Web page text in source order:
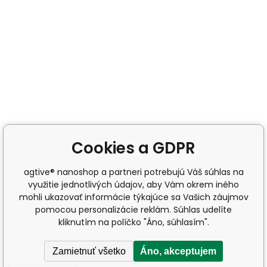
Cookies a GDPR
agtive® nanoshop a partneri potrebujú Váš súhlas na
využitie jednotlivých údajov, aby Vám okrem iného
mohli ukazovať informácie týkajúce sa Vašich záujmov
pomocou personalizácie reklám. Súhlas udelíte
kliknutím na políčko "Áno, súhlasím".
Zamietnuť všetko Áno, akceptujem